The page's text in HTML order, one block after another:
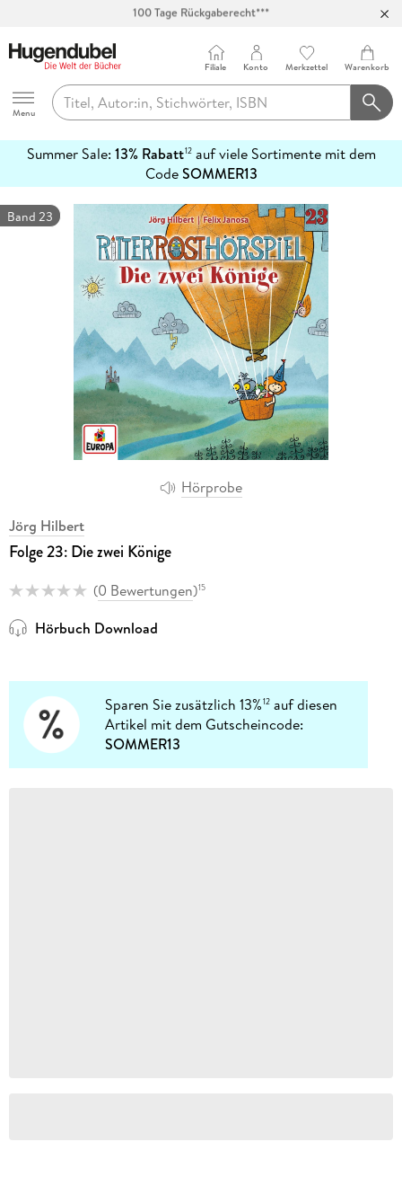
Abholung in über 100 Filialen
Hugendubel
Menu
Filiale Konto Merkzettel Warenkorb
Summer Sale: 13% Rabatt12auf viele Sortimente mit dem
CodeSOMMER13
erfahren
Hörprobe
Band 23
Jörg Hilbert
Folge 23: Die zwei Könige
(0 Bewertungen)15
Hörbuch Download
Sparen Sie zusätzlich 13%12 auf diesen
Artikel mit dem Gutscheincode:
SOMMER13